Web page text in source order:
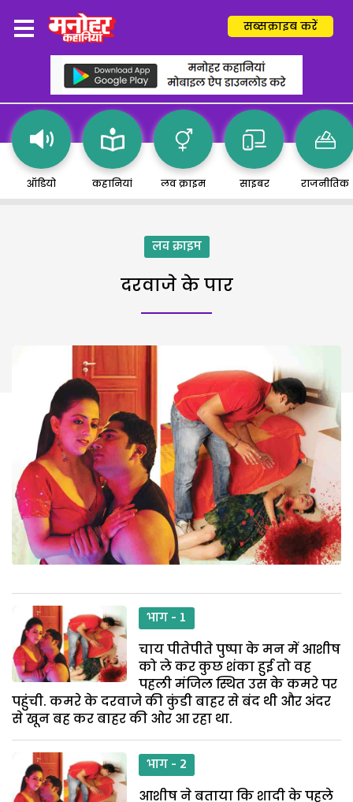
सब्सक्राइब करें
ऑडियो कहानियां लव क्राइम साइबर राजनीतिक
लव क्राइम
दरवाजे के पार
भाग - 1
चाय पीतेपीते पुष्पा के मन में आशीष
को ले कर कुछ शंका हुई तो वह
पहली मंजिल स्थित उस के कमरे पर
पहुंची. कमरे के दरवाजे की कुंडी बाहर से बंद थी और अंदर
से खून बह कर बाहर की ओर आ रहा था.
भाग - 2
आशीष ने बताया कि शादी के पहले